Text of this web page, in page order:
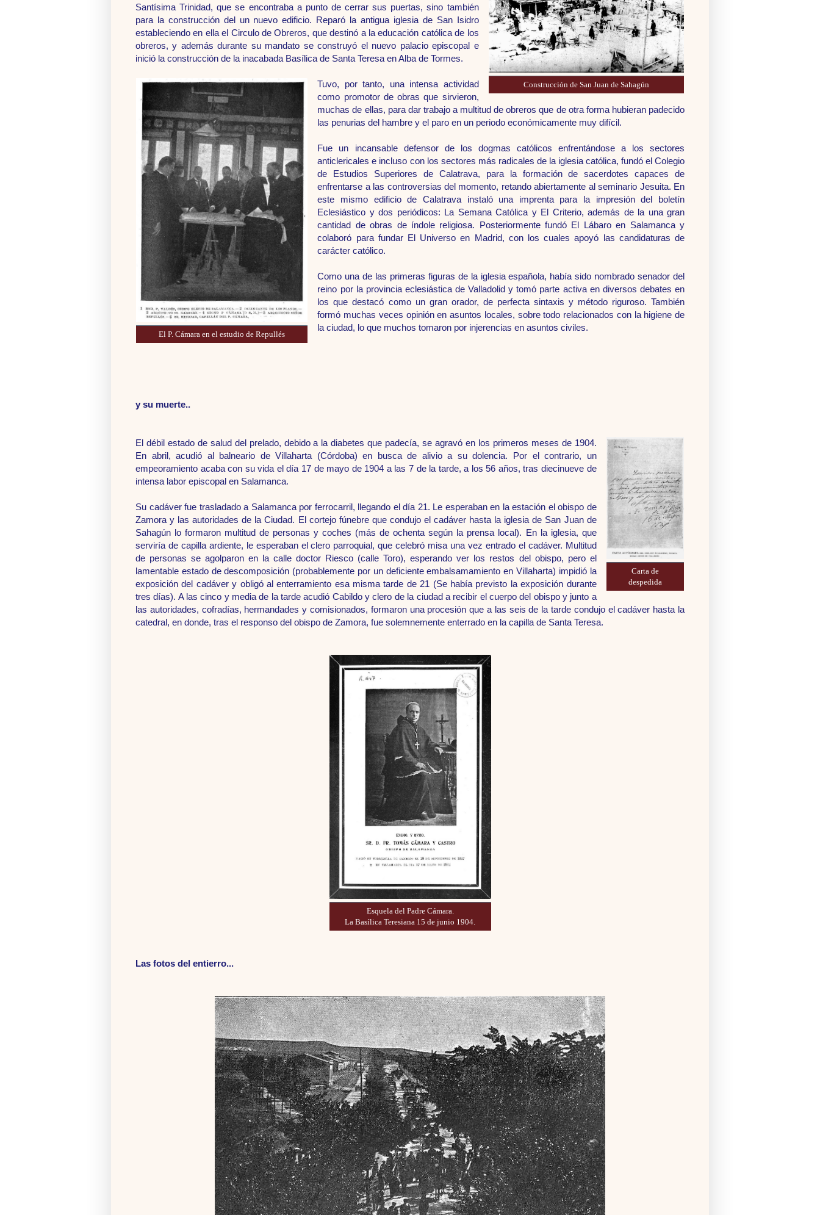
Construcción de San Juan de Sahagún
Santísima Trinidad, que se encontraba a punto de cerrar sus puertas, sino también
para la construcción del un nuevo edificio. Reparó la antigua iglesia de San Isidro
estableciendo en ella el Circulo de Obreros, que destinó a la educación católica de los
obreros, y además durante su mandato se construyó el nuevo palacio episcopal e
inició la construcción de la inacabada Basílica de Santa Teresa en Alba de Tormes.
El P. Cámara en el estudio de Repullés
Tuvo, por tanto, una intensa actividad
como promotor de obras que sirvieron,
muchas de ellas, para dar trabajo a multitud de obreros que de otra forma hubieran padecido
las penurias del hambre y el paro en un periodo económicamente muy difícil.
Fue un incansable defensor de los dogmas católicos enfrentándose a los sectores
anticlericales e incluso con los sectores más radicales de la iglesia católica, fundó el Colegio
de Estudios Superiores de Calatrava, para la formación de sacerdotes capaces de
enfrentarse a las controversias del momento, retando abiertamente al seminario Jesuita. En
este mismo edificio de Calatrava instaló una imprenta para la impresión del boletín
Eclesiástico y dos periódicos: La Semana Católica y El Criterio, además de la una gran
cantidad de obras de índole religiosa. Posteriormente fundó El Lábaro en Salamanca y
colaboró para fundar El Universo en Madrid, con los cuales apoyó las candidaturas de
carácter católico.
Como una de las primeras figuras de la iglesia española, había sido nombrado senador del
reino por la provincia eclesiástica de Valladolid y tomó parte activa en diversos debates en
los que destacó como un gran orador, de perfecta sintaxis y método riguroso. También
formó muchas veces opinión en asuntos locales, sobre todo relacionados con la higiene de
la ciudad, lo que muchos tomaron por injerencias en asuntos civiles.
y su muerte..
Carta de
despedida
El débil estado de salud del prelado, debido a la diabetes que padecía, se agravó en los primeros meses de 1904.
En abril, acudió al balneario de Villaharta (Córdoba) en busca de alivio a su dolencia. Por el contrario, un
empeoramiento acaba con su vida el día 17 de mayo de 1904 a las 7 de la tarde, a los 56 años, tras diecinueve de
intensa labor episcopal en Salamanca.
Su cadáver fue trasladado a Salamanca por ferrocarril, llegando el día 21. Le esperaban en la estación el obispo de
Zamora y las autoridades de la Ciudad. El cortejo fúnebre que condujo el cadáver hasta la iglesia de San Juan de
Sahagún lo formaron multitud de personas y coches (más de ochenta según la prensa local). En la iglesia, que
serviría de capilla ardiente, le esperaban el clero parroquial, que celebró misa una vez entrado el cadáver. Multitud
de personas se agolparon en la calle doctor Riesco (calle Toro), esperando ver los restos del obispo, pero el
lamentable estado de descomposición (probablemente por un deficiente embalsamamiento en Villaharta) impidió la
exposición del cadáver y obligó al enterramiento esa misma tarde de 21 (Se había previsto la exposición durante
tres días). A las cinco y media de la tarde acudió Cabildo y clero de la ciudad a recibir el cuerpo del obispo y junto a
las autoridades, cofradías, hermandades y comisionados, formaron una procesión que a las seis de la tarde condujo el cadáver hasta la
catedral, en donde, tras el responso del obispo de Zamora, fue solemnemente enterrado en la capilla de Santa Teresa.
Esquela del Padre Cámara.
La Basílica Teresiana 15 de junio 1904.
Las fotos del entierro...